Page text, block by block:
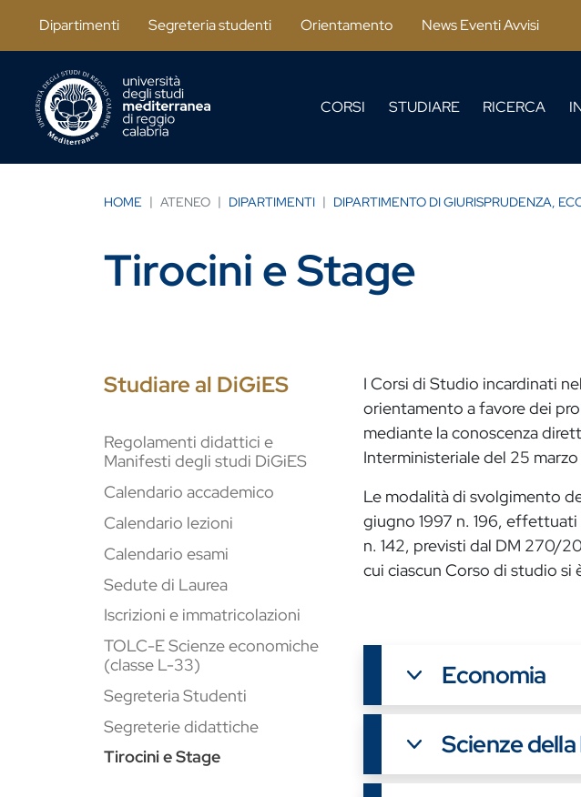
Dipartimenti Segreteria studenti Orientamento News Eventi Avvisi
CORSI STUDIARE RICERCA
HOME ATENEO DIPARTIMENTI DIPARTIMENTO DI GIURISPRUDENZA,
Tirocini e Stage
Studiare al DiGiES
Regolamenti didattici e
Manifesti degli studi DiGiES
Calendario accademico
Calendario lezioni
Calendario esami
Sedute di Laurea
Iscrizioni e immatricolazioni
TOLC-E Scienze economiche
(classe L-33)
Segreteria Studenti
Segreterie didattiche
Tirocini e Stage
I Corsi di Studio incardinati
orientamento a favore dei
mediante la conoscenza
Interministeriale del 25 marzo
Le modalità di svolgimento
giugno 1997 n. 196,
n. 142, previsti dal DM 270/
cui ciascun Corso di studio si
Economia
Scienze